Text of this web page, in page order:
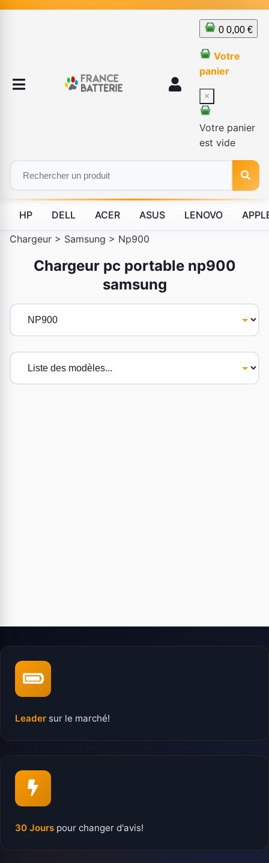
0 0,00 €
Votre
panier
×
Votre panier
est vide
HP DELL ACER ASUS LENOVO
Chargeur > Samsung > Np900
Chargeur pc portable np900
samsung
Leader sur le marché!
30 Jours pour changer d'avis!